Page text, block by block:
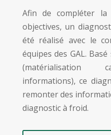
Afin de compléter la
objectives, un
été réalisé avec le
équipes des GAL.
(matérialisation
informations), ce
remonter des
diagnostic à froid.